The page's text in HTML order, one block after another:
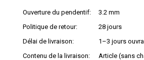
Ouverture du pendentif:
3.2 mm
Politique de retour:
28 jours
Délai de livraison:
1–3 jours
Contenu de la livraison:
Article (sans